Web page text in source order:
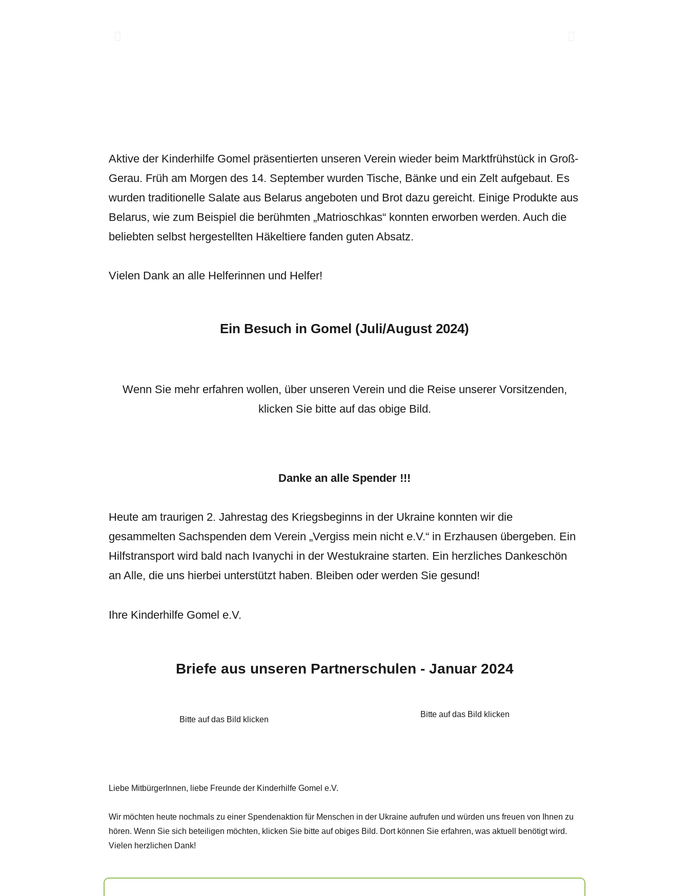
Aktive der Kinderhilfe Gomel präsentierten unseren Verein wieder beim Marktfrühstück in Groß-
Gerau. Früh am Morgen des 14. September wurden Tische, Bänke und ein Zelt aufgebaut. Es
wurden traditionelle Salate aus Belarus angeboten und Brot dazu gereicht. Einige Produkte aus
Belarus, wie zum Beispiel die berühmten „Matrioschkas“ konnten erworben werden. Auch die
beliebten selbst hergestellten Häkeltiere fanden guten Absatz.
Vielen Dank an alle Helferinnen und Helfer!
Ein Besuch in Gomel (Juli/August 2024)
Wenn Sie mehr erfahren wollen, über unseren Verein und die Reise unserer Vorsitzenden,
klicken Sie bitte auf das obige Bild.
Danke an alle Spender !!!
Heute am traurigen 2. Jahrestag des Kriegsbeginns in der Ukraine konnten wir die
gesammelten Sachspenden dem Verein „Vergiss mein nicht e.V.“ in Erzhausen übergeben. Ein
Hilfstransport wird bald nach Ivanychi in der Westukraine starten. Ein herzliches Dankeschön
an Alle, die uns hierbei unterstützt haben. Bleiben oder werden Sie gesund!
Ihre Kinderhilfe Gomel e.V.
Briefe aus unseren Partnerschulen - Januar 2024
Bitte auf das Bild klicken
Bitte auf das Bild klicken
Liebe MitbürgerInnen, liebe Freunde der Kinderhilfe Gomel e.V.
Wir möchten heute nochmals zu einer Spendenaktion für Menschen in der Ukraine aufrufen und würden uns freuen von Ihnen zu
hören. Wenn Sie sich beteiligen möchten, klicken Sie bitte auf obiges Bild. Dort können Sie erfahren, was aktuell benötigt wird.
Vielen herzlichen Dank!